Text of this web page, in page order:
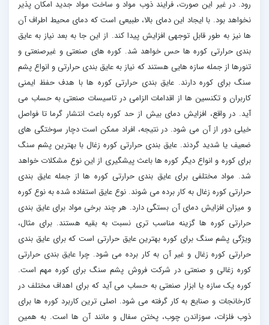
رود. در غیر این صورت، فرایند ذوب مواد و ساخت مواد جدید امکان پذیر
نخواهد بود. با ایجاد این دمای بالا، طبیعی است که دمای محیط اطراف آن
ها نیز به طور قابل توجهی افزایش پیدا کند. از این جا به بعد نیاز به عایق
بندی حرارتی کوره ها حس خواهد شد. کوره های صنعتی و غیرصنعتی و
تنورها از جمله سازه هایی هستند که نیاز به عایق بندی حرارتی و انواع پشم
سنگ برای کوره دارند. عایق بندی حرارتی کوره ها با هدف حفظ ایمنی
کاربران و تکنسین ها از اقدامات الزامی در تاسیسات صنعتی به حساب می
آید. در واقع، افزایش دمای بیش از حد کوره باعث انتشار گرما تا فواصل
خیلی دور از آن می شود. در نتیجه، افراد ممکن است دچار سوختگی های
ضعیف یا شدید گردند. عایق بندی حرارتی کوره زغال با بهترین پشم سنگ
برای کوره و انواع دیگر کوره ها باعث پیشگیری از این نوع مشکلات خواهد
شد. مواد مختلفی برای عایق بندی حرارتی کوره ها از جمله عایق بندی
حرارتی کوره زغال به کار برده می شوند. نوع عایق استفاده شده به نوع کوره
و میزان افزایش دمای آن بستگی دارد. هر چند برخی مواد برای عایق بندی
حرارتی کوره ها گزینه مناسب تری نسبت به بقیه هستند. برای مثال،
ویژگی پشم سنگ برای کوره بهترین عایق حرارتی است که برای عایق بندی
حرارتی کوره زغال و غیر آن به کار برده می شود. چرا عایق بندی حرارتی
کوره زغالی و صنعتی در شرکت فروش پشم سنگ برای کوره مهم است.
کوره یک سازه یا ابزار صنعتی به حساب می آید که برای اهداف مختلف در
کارخانجات و صنایع به کار گرفته می شود. اصلی ترین کاربرد کوره ها برای
ذوب فلزات، سوزاندن چوب، پختن سفال و مانند آن ها است. به همین